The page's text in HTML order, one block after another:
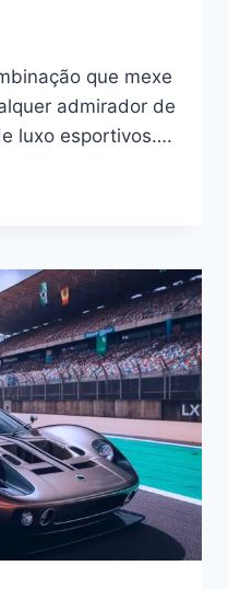
que mexe
admirador de
luxo esportivos….